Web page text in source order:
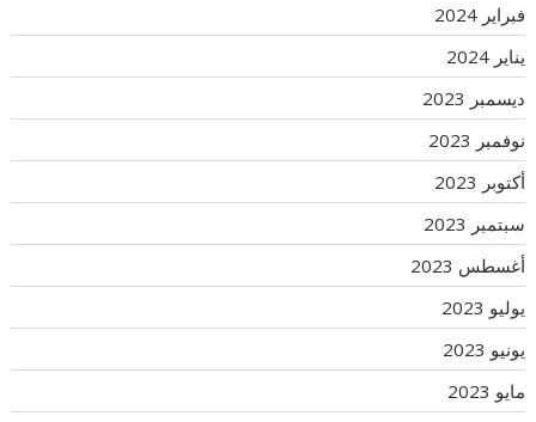
فبراير 2024
يناير 2024
ديسمبر 2023
نوفمبر 2023
أكتوبر 2023
سبتمبر 2023
أغسطس 2023
يوليو 2023
يونيو 2023
مايو 2023